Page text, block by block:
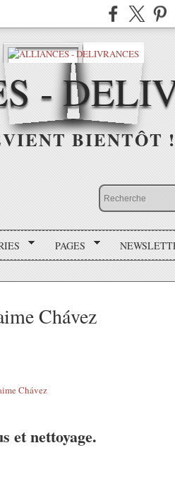
-
BIENTÔT
PAGES
Chávez
et nettoyage.